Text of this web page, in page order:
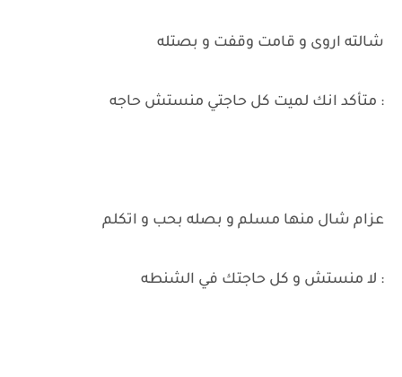
شالته اروى و قامت وقفت و بصتله
: متأكد انك لميت كل حاجتي منستش حاجه
عزام شال منها مسلم و بصله بحب و اتكلم
: لا منستش و كل حاجتك في الشنطه